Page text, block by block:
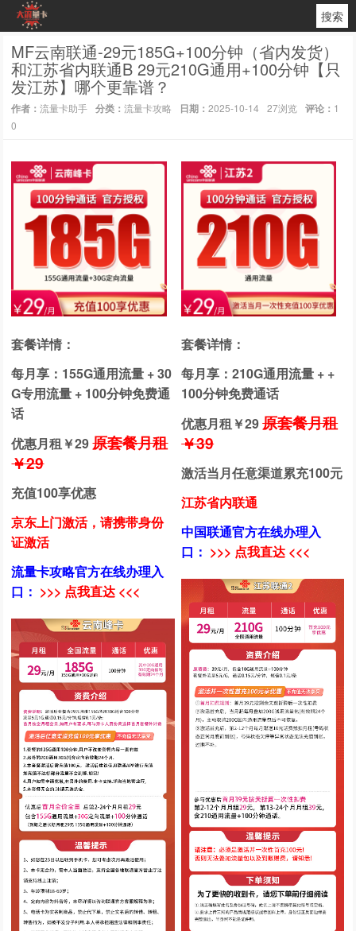
搜索
MF云南联通-29元185G+100分钟（省内发货）
和江苏省内联通B 29元210G通用+100分钟【只
发江苏】哪个更靠谱？
作者：流量卡助手 分类：流量卡攻略 日期：2025-10-14 27浏览 评论： 1
0
套餐详情：
每月享：155G通用流量 + 30
G专用流量 + 100分钟免费通
话
优惠月租￥29原套餐月租
￥29
充值100享优惠
京东上门激活，请携带身份
证激活
流量卡攻略官方在线办理入
口： >>> 点我直达 <<<
套餐详情：
每月享：210G通用流量 + +
100分钟免费通话
优惠月租￥29原套餐月租
￥39
激活当月任意渠道累充100元
江苏省内联通
中国联通官方在线办理入
口： >>> 点我直达 <<<